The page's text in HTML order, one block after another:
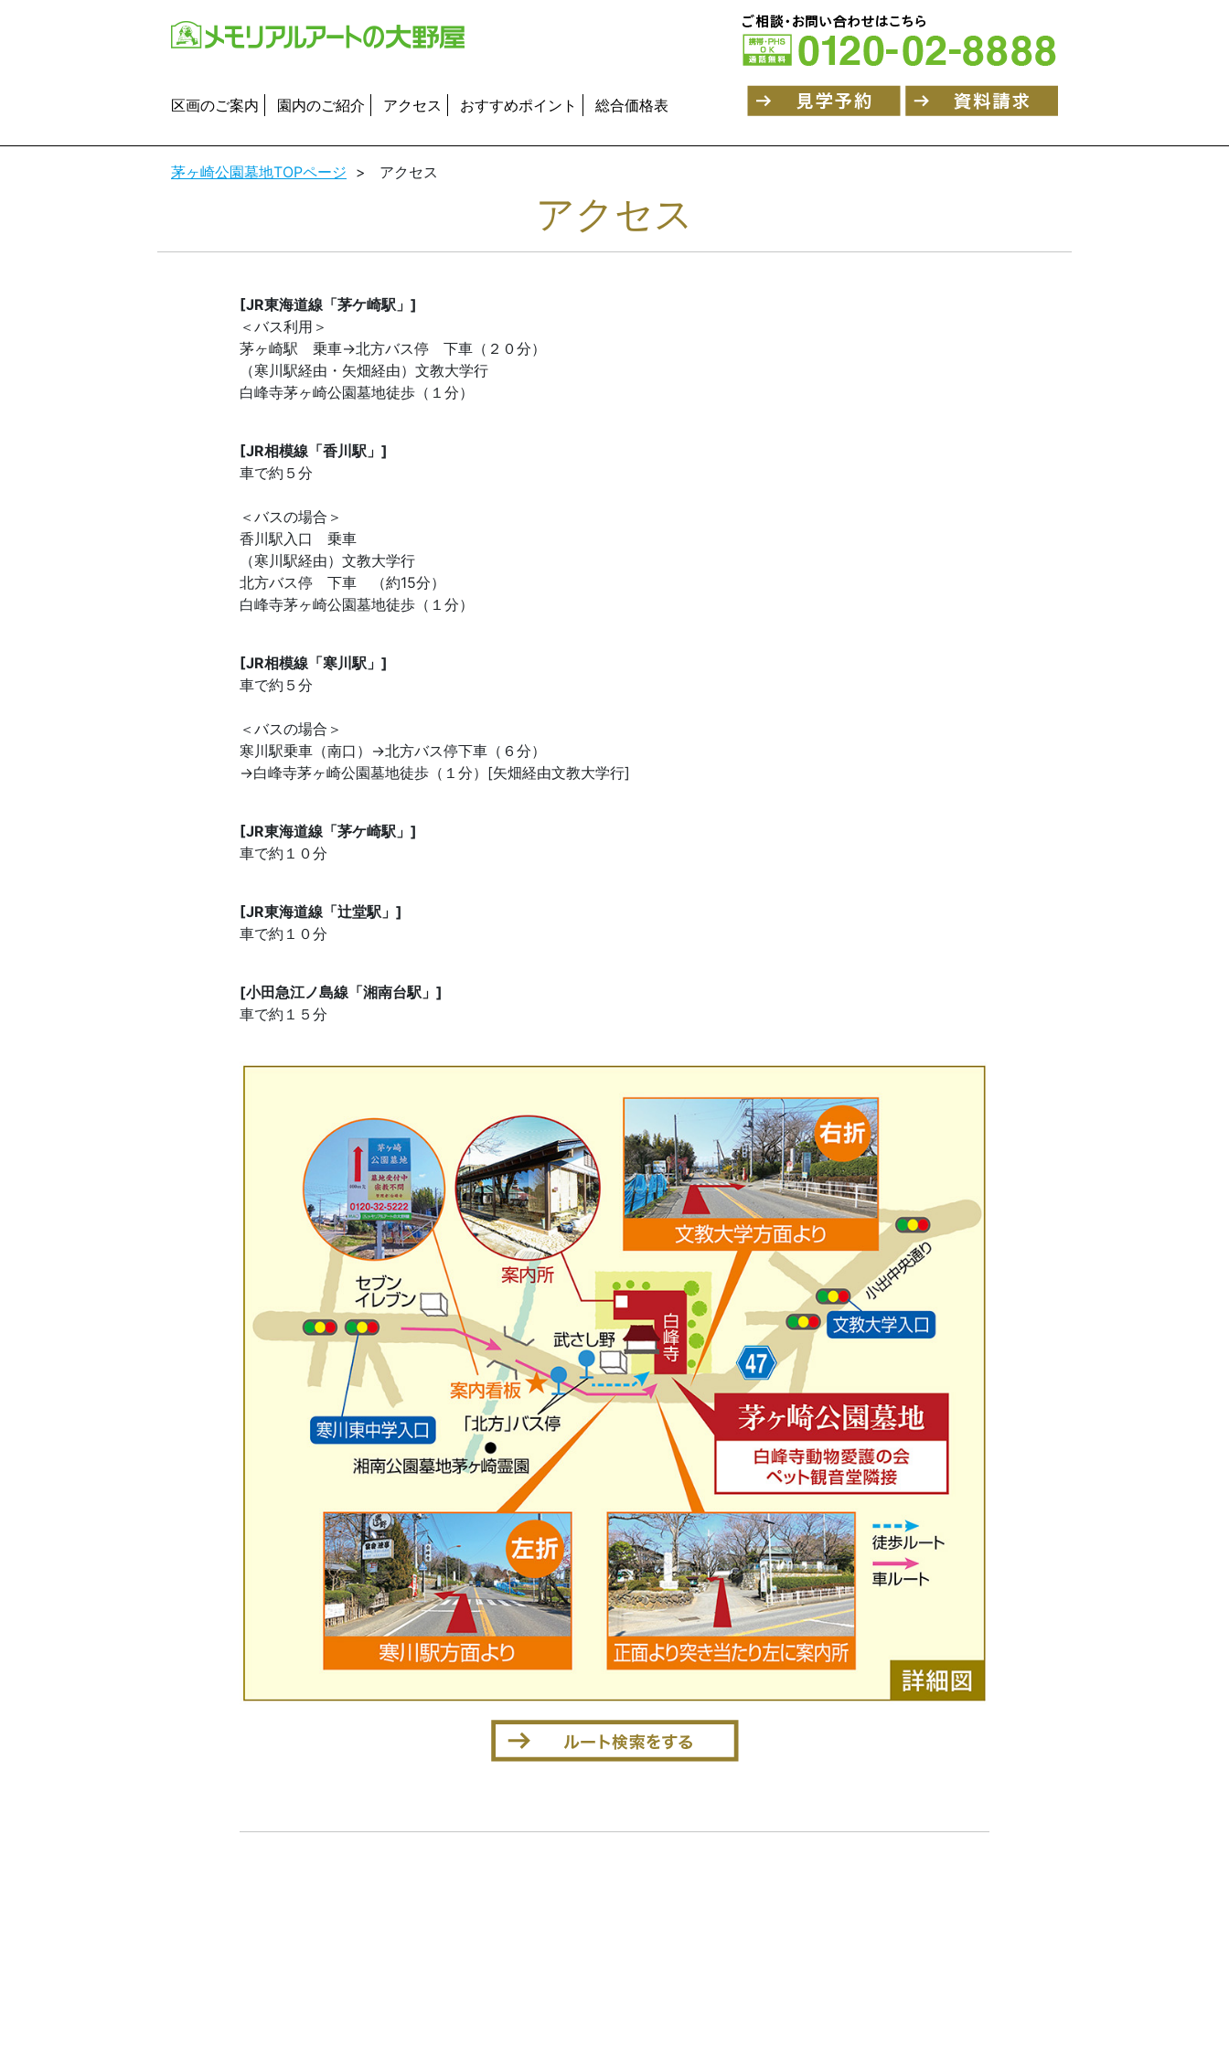
区画のご案内 園内のご紹介 アクセス おすすめポイント 総合価格表
茅ヶ崎公園墓地TOPページ > アクセス
アクセス
[JR東海道線「茅ケ崎駅」]
＜バス利用＞
茅ヶ崎駅 乗車→北方バス停 下車（２０分）
（寒川駅経由・矢畑経由）文教大学行
白峰寺茅ヶ崎公園墓地徒歩（１分）
[JR相模線「香川駅」]
車で約５分
＜バスの場合＞
香川駅入口 乗車
（寒川駅経由）文教大学行
北方バス停 下車 （約15分）
白峰寺茅ヶ崎公園墓地徒歩（１分）
[JR相模線「寒川駅」]
車で約５分
＜バスの場合＞
寒川駅乗車（南口）→北方バス停下車（６分）
→白峰寺茅ヶ崎公園墓地徒歩（１分）[矢畑経由文教大学行]
[JR東海道線「茅ケ崎駅」]
車で約１０分
[JR東海道線「辻堂駅」]
車で約１０分
[小田急江ノ島線「湘南台駅」]
車で約１５分